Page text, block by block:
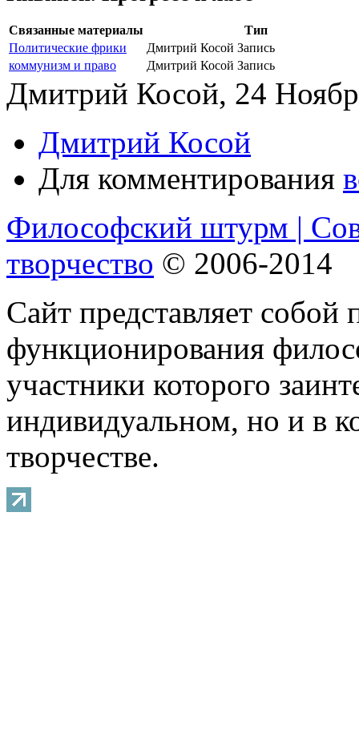
Связанные материалы
Тип
Политические фрики
Дмитрий Косой Запись
коммунизм и право
Дмитрий Косой Запись
Дмитрий Косой, 24
Дмитрий Косой
Для комментирования
Философский штурм |
творчество © 2006-2014
Сайт представляет собой
функционирования
участники которого
индивидуальном, но и в
творчестве.